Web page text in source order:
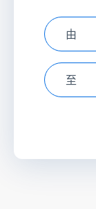
選擇
由
選擇
至